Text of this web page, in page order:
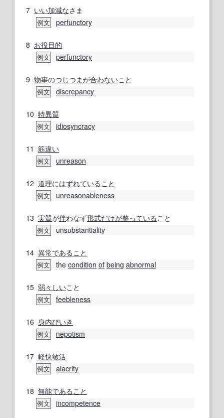
7 いい加減なさま
例文 perfunctory
8 お役目的
例文 perfunctory
9 物事のつじつまが合わないこと
例文 discrepancy
10 特異質
例文 idiosyncracy
11 筋違い
例文 unreason
12 道理にはずれていること
例文 unreasonableness
13 実質が伴わなず形式だけが整っていること
例文 unsubstantiality
14 異常であること
例文 the condition of being abnormal
15 弱々しいこと
例文 feebleness
16 身内びいき
例文 nepotism
17 軽快敏活
例文 alacrity
18 無能であること
例文 incompetence